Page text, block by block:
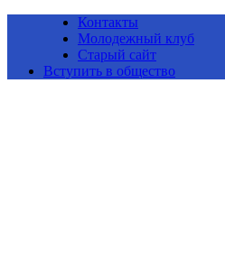
Контакты
Молодежный клуб
Старый сайт
Вступить в общество